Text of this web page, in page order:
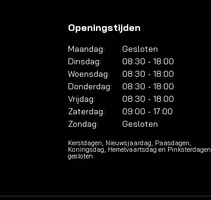
Openingstijden
Maandag:
Gesloten
Dinsdag:
08:30 - 18:00
Woensdag:
08:30 - 18:00
Donderdag:
08:30 - 18:00
Vrijdag:
08:30 - 18:00
Zaterdag:
09:00 - 17:00
Zondag:
Gesloten
Kerstdagen, Nieuwsjaardag, Paasdagen,
Koningsdag, Hemelvaartsdag en Pinksterdagen
gesloten.